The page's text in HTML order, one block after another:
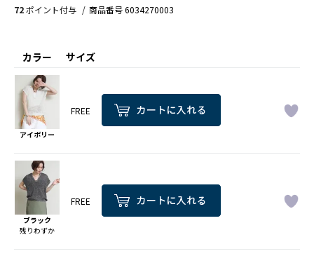
72ポイント付与 商品番号6034270003
サイズ
カラー
アイボリー
FREE
ブラック
残りわずか
FREE